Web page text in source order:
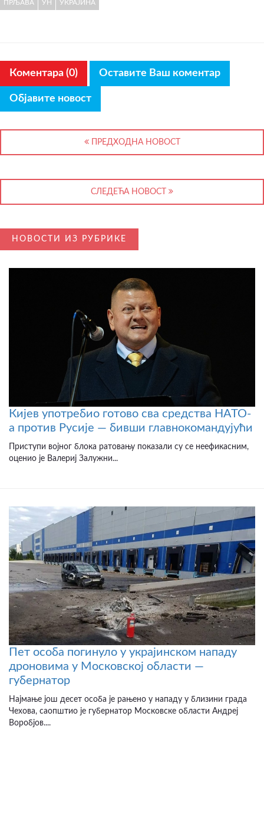
ПРЉАВА УН УКРАЈИНА
Коментара (0) Оставите Ваш коментар
Објавите новост
ПРЕДХОДНА НОВОСТ
СЛЕДЕЋА НОВОСТ
НОВОСТИ ИЗ РУБРИКЕ
Кијев употребио готово сва средства НАТО-
а против Русије — бивши главнокомандујући
Приступи војног блока ратовању показали су се неефикасним,
оценио је Валериј Залужни...
Пет особа погинуло у украјинском нападу
дроновима у Московској области —
губернатор
Најмање још десет особа је рањено у нападу у близини града
Чехова, саопштио је губернатор Московске области Андреј
Воробјов....